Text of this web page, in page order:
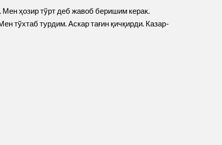
ҳозир тўрт деб жавоб беришим керак.
тўхтаб турдим. Аскар тағин қичқирди. Казар-